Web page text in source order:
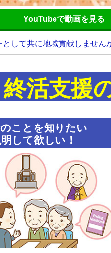
YouTubeで動画を見る
終活支援
ことを知りたい
して欲しい！